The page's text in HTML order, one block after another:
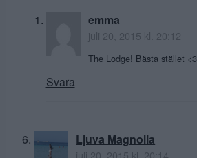
emma
juli 20, 2015 kl. 20:12
The Lodge! Bästa stället <3
Svara
Ljuva Magnolia